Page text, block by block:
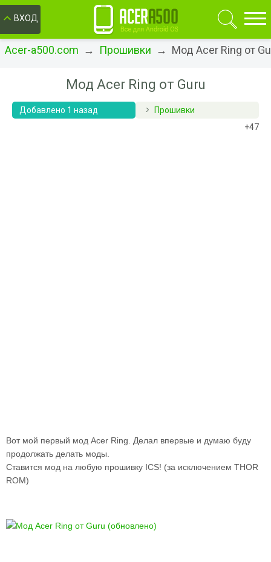
ВХОД
Acer-a500.com → Прошивки → Мод Acer Ring от
Мод Acer Ring от Guru
Добавлено 1 назад
Прошивки
+47
Вот мой первый мод Acer Ring. Делал впервые и думаю буду
продолжать делать моды.
Ставится мод на любую прошивку ICS! (за исключением THOR
ROM)